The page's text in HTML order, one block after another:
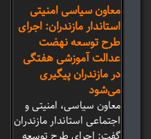
معاون سیاسی امنیتی
استاندار مازندران: اجرای
طرح توسعه نهضت
عدالت آموزشی هفتگی
در مازندران پیگیری
می‌شود
معاون سیاسی، امنیتی و
اجتماعی استاندار مازندران